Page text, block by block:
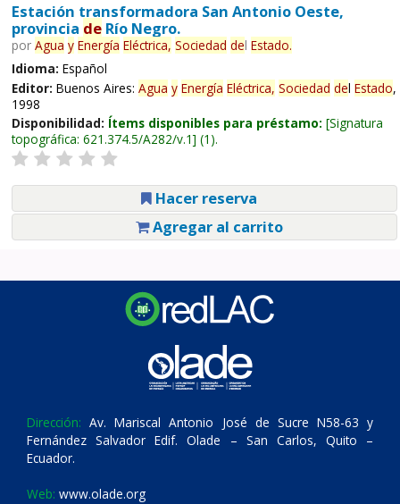
Estación transformadora San Antonio Oeste,
provincia deRío Negro.
por Agua y Energía Eléctrica, Sociedad del Estado.
Idioma: Español
Editor: Buenos Aires: Agua y Energía Eléctrica, Sociedad del Estado,
1998
Disponibilidad: Ítems disponibles para préstamo: Signatura
topográfica: 621.374.5/A282/v.1 (1).
Hacer reserva
Agregar al carrito
Dirección: Av. Mariscal Antonio José de Sucre N58-63 y
Fernández Salvador Edif. Olade – San Carlos, Quito –
Ecuador.
Web: www.olade.org